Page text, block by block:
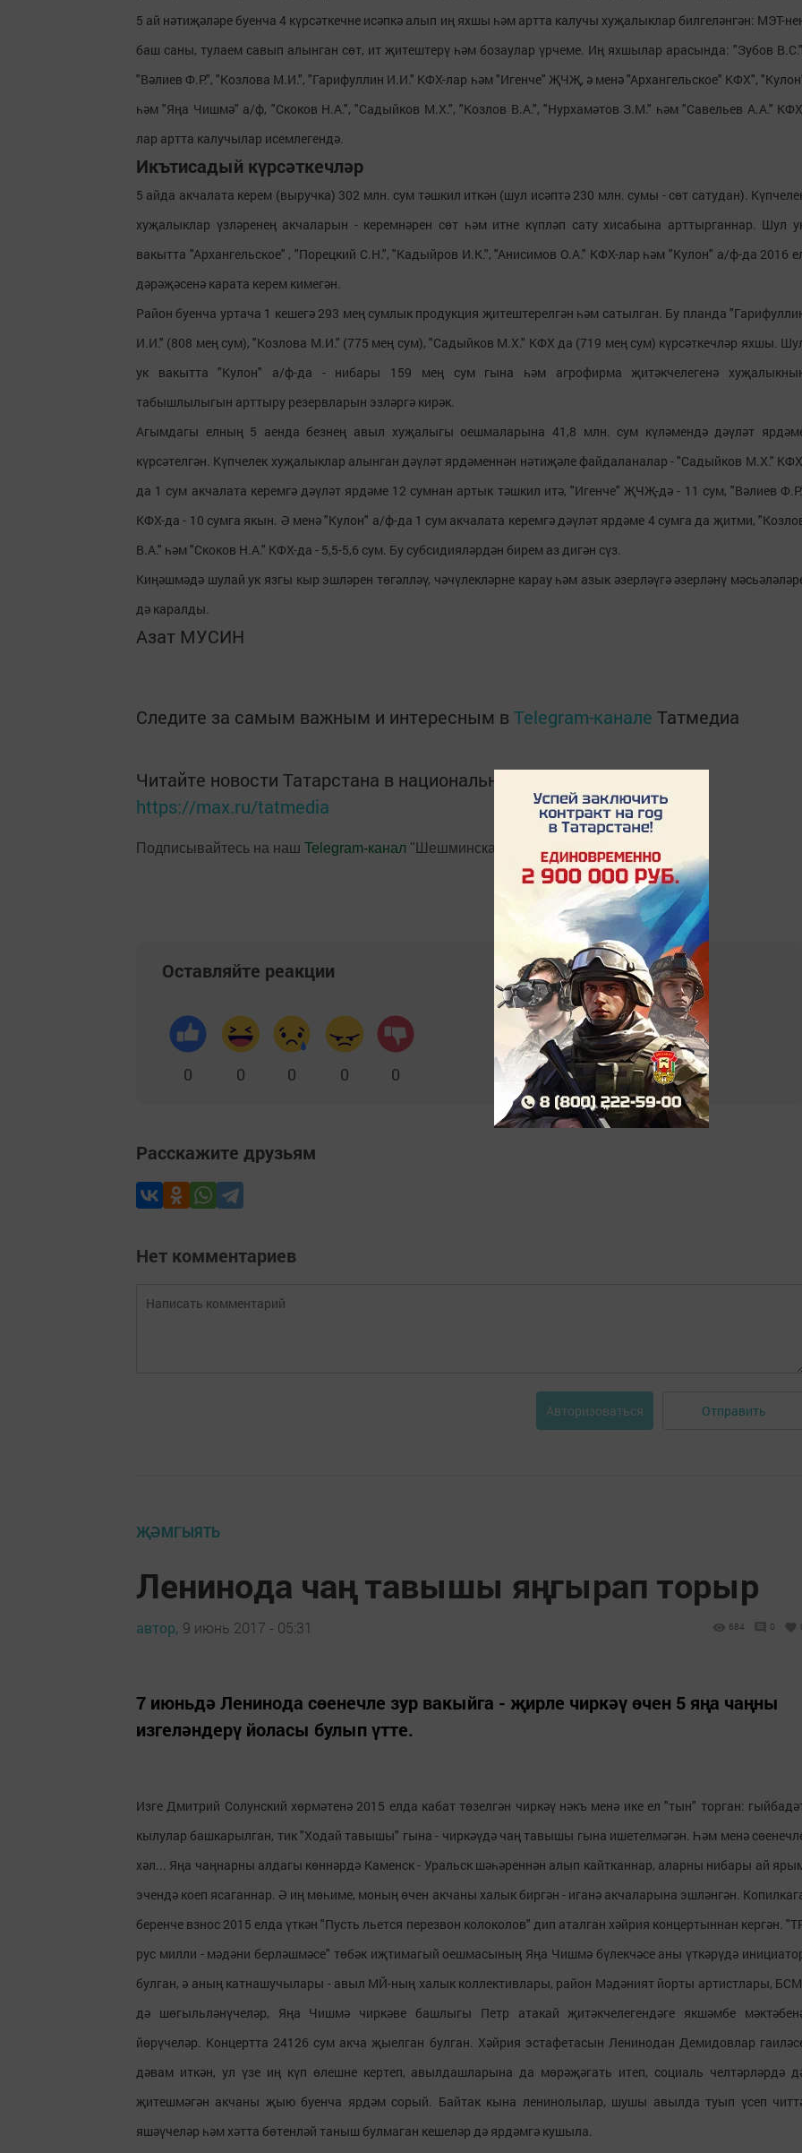
5 ай нәтиҗәләре буенча 4 күрсәткечне исәпкә алып иң яхшы һәм артта калучы хуҗалыклар билгеләнгән: МЭТ-
баш саны, тулаем савып алынган сөт, ит җитештерү һәм бозаулар үрчеме. Иң яхшылар арасында: "Зубов
"Вәлиев Ф.Р.", "Козлова М.И.", "Гарифуллин И.И." КФХ-лар һәм "Игенче" ҖЧҖ, ә менә "Архангельское" КФХ",
һәм "Яңа Чишмә" а/ф, "Скоков Н.А.", "Садыйков М.Х.", "Козлов В.А.", "Нурхамәтов З.М." һәм "Савельев А.А."
лар артта калучылар исемлегендә.
Икътисадый күрсәткечләр
5 айда акчалата керем (выручка) 302 млн. сум тәшкил иткән (шул исәптә 230 млн. сумы - сөт сатудан).
хуҗалыклар үзләренең акчаларын - керемнәрен сөт һәм итне күпләп сату хисабына арттырганнар. Шул
вакытта "Архангельское" , "Порецкий С.Н.", "Кадыйров И.К.", "Анисимов О.А." КФХ-лар һәм "Кулон" а/ф-да 2016
дәрәҗәсенә карата керем кимегән.
Район буенча уртача 1 кешегә 293 мең сумлык продукция җитештерелгән һәм сатылган. Бу планда
И.И." (808 мең сум), "Козлова М.И." (775 мең сум), "Садыйков М.Х." КФХ да (719 мең сум) күрсәткечләр яхшы.
ук вакытта "Кулон" а/ф-да - нибары 159 мең сум гына һәм агрофирма җитәкчелегенә
табышлылыгын арттыру резервларын эзләргә кирәк.
Агымдагы елның 5 аенда безнең авыл хуҗалыгы оешмаларына 41,8 млн. сум күләмендә дәүләт
күрсәтелгән. Күпчелек хуҗалыклар алынган дәүләт ярдәменнән нәтиҗәле файдаланалар - "Садыйков М.Х."
да 1 сум акчалата керемгә дәүләт ярдәме 12 сумнан артык тәшкил итә, "Игенче" ҖЧҖ-дә - 11 сум, "Вәлиев
КФХ-да - 10 сумга якын. Ә менә "Кулон" а/ф-да 1 сум акчалата керемгә дәүләт ярдәме 4 сумга да җитми,
В.А." һәм "Скоков Н.А." КФХ-да - 5,5-5,6 сум. Бу субсидияләрдән бирем аз дигән сүз.
Киңәшмәдә шулай ук язгы кыр эшләрен төгәлләү, чәчүлекләрне карау һәм азык әзерләүгә әзерләнү
дә каралды.
Азат МУСИН
Следите за самым важным и интересным в Telegram-канале Татмедиа
Читайте новости Татарстана в национальном мессенджере MАХ:
https://max.ru/tatmedia
Подписывайтесь на наш Telegram-канал "Шешминская новь"
Оставляйте реакции
0 0 0 0 0
Расскажите друзьям
Нет комментариев
Авторизоваться Отправить
ҖӘМГЫЯТЬ
Ленинода чаң тавышы яңгырап торыр
автор, 9 июнь 2017 - 05:31 684 0
7 июньдә Ленинода сөенечле зур вакыйга - җирле чиркәү өчен 5 яңа чаңны
изгеләндерү йоласы булып үтте.
Изге Дмитрий Солунский хөрмәтенә 2015 елда кабат төзелгән чиркәү нәкъ менә ике ел "тын" торган:
кылулар башкарылган, тик "Ходай тавышы" гына - чиркәүдә чаң тавышы гына ишетелмәгән. Һәм менә
хәл... Яңа чаңнарны алдагы көннәрдә Каменск - Уральск шәһәреннән алып кайтканнар, аларны нибары ай
эчендә коеп ясаганнар. Ә иң мөһиме, моның өчен акчаны халык биргән - иганә акчаларына эшләнгән.
беренче взнос 2015 елда үткән "Пусть льется перезвон колоколов" дип аталган хәйрия концертыннан кергән.
рус милли - мәдәни берләшмәсе" төбәк иҗтимагый оешмасының Яңа Чишмә бүлекчәсе аны үткәрүдә
булган, ә аның катнашучылары - авыл МЙ-ның халык коллективлары, район Мәдәният йорты артистлары,
дә шөгыльләнүчеләр, Яңа Чишмә чиркәве башлыгы Петр атакай җитәкчелегендәге якшәмбе
йөрүчеләр. Концертта 24126 сум акча җыелган булган. Хәйрия эстафетасын Ленинодан Демидовлар
дәвам иткән, ул үзе иң күп өлешне кертеп, авылдашларына да мөрәҗәгать итеп, социаль челтәрләрдә
җитешмәгән акчаны җыю буенча ярдәм сорый. Байтак кына ленинолылар, шушы авылда туып үсеп
яшәүчеләр һәм хәтта бөтенләй таныш булмаган кешеләр дә ярдәмгә кушыла.